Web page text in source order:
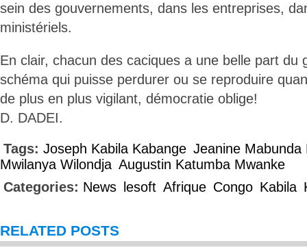
sein des gouvernements, dans les entreprises,
ministériels.
En clair, chacun des caciques a une belle part du
schéma qui puisse perdurer ou se reproduire
de plus en plus vigilant, démocratie oblige!
D. DADEI.
Tags: Joseph Kabila Kabange Jeanine Mabunda
Mwilanya Wilondja Augustin Katumba Mwanke
Categories: News lesoft Afrique Congo Kabila
RELATED POSTS